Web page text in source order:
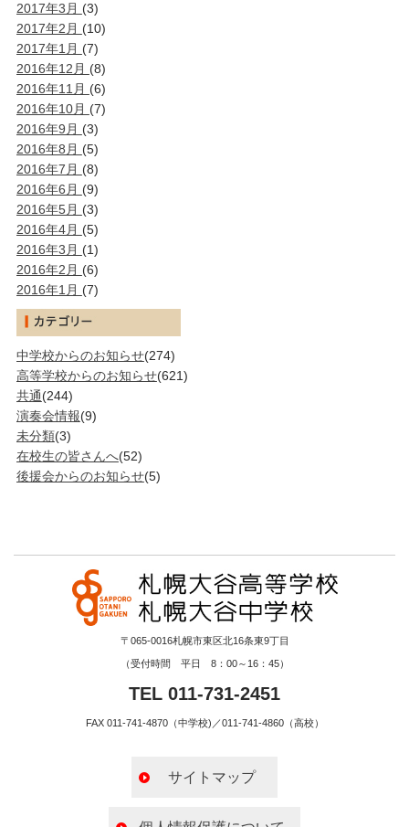
2017年3月 (3)
2017年2月 (10)
2017年1月 (7)
2016年12月 (8)
2016年11月 (6)
2016年10月 (7)
2016年9月 (3)
2016年8月 (5)
2016年7月 (8)
2016年6月 (9)
2016年5月 (3)
2016年4月 (5)
2016年3月 (1)
2016年2月 (6)
2016年1月 (7)
中学校からのお知らせ(274)
高等学校からのお知らせ(621)
共通(244)
演奏会情報(9)
未分類(3)
在校生の皆さんへ(52)
後援会からのお知らせ(5)
〒065-0016札幌市東区北16条東9丁目
（受付時間 平日 8：00～16：45）
TEL 011-731-2451
FAX 011-741-4870（中学校)／011-741-4860（高校）
サイトマップ